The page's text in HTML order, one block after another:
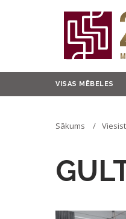
VISAS MĒBELES
Sākums